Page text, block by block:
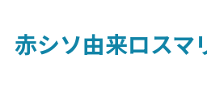
機能性食品素材
赤シソ由来ロスマ